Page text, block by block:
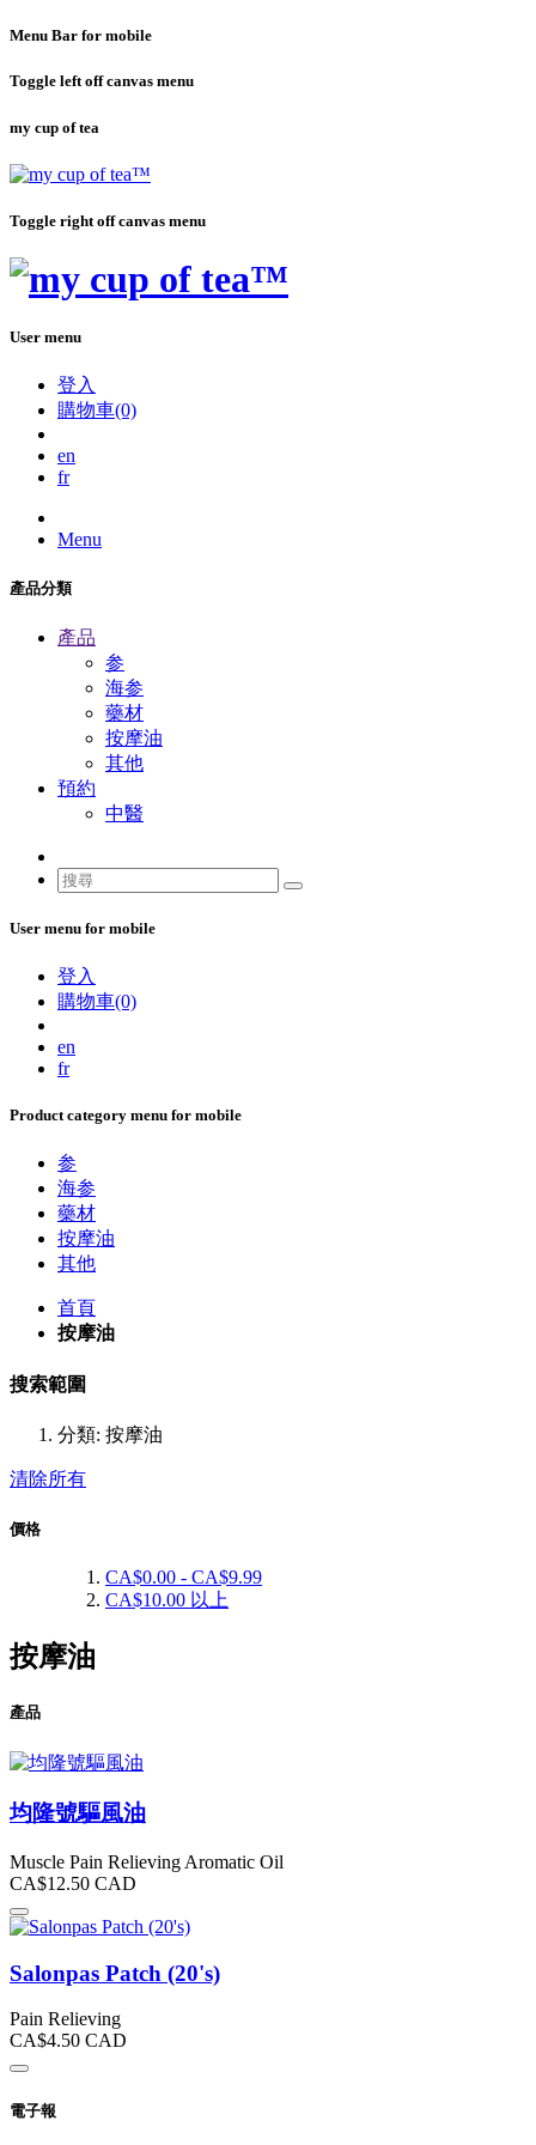
Menu Bar for mobile
Toggle left off canvas menu
my cup of tea
Toggle right off canvas menu
User menu
登入
購物車(0)
en
fr
Menu
產品分類
產品
参
海参
藥材
按摩油
其他
預約
中醫
User menu for mobile
登入
購物車(0)
en
fr
Product category menu for mobile
参
海参
藥材
按摩油
其他
首頁
按摩油
搜索範圍
分類: 按摩油
清除所有
價格
CA$0.00 - CA$9.99
CA$10.00 以上
按摩油
產品
均隆號驅風油
Muscle Pain Relieving Aromatic Oil
CA$12.50 CAD
Salonpas Patch (20's)
Pain Relieving
CA$4.50 CAD
電子報